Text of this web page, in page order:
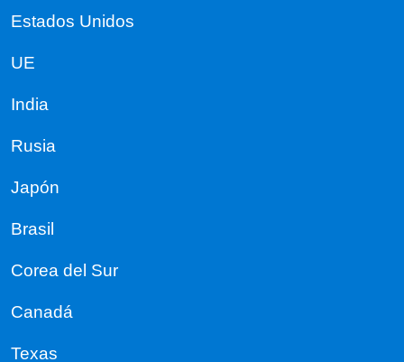
Estados Unidos
UE
India
Rusia
Japón
Brasil
Corea del Sur
Canadá
Texas